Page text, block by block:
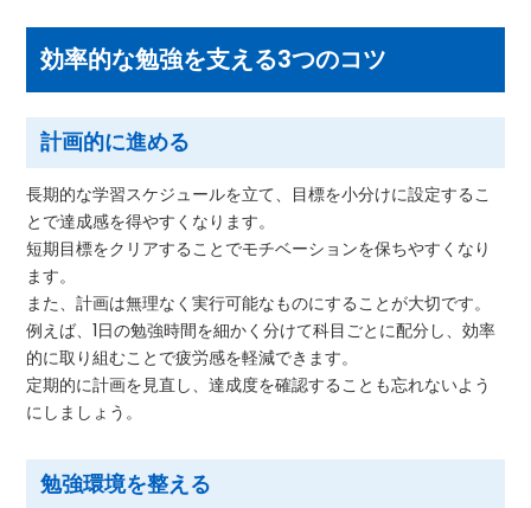
効率的な勉強を支える3つのコツ
計画的に進める
長期的な学習スケジュールを立て、目標を小分けに設定するこ
とで達成感を得やすくなります。
短期目標をクリアすることでモチベーションを保ちやすくなり
ます。
また、計画は無理なく実行可能なものにすることが大切です。
例えば、1日の勉強時間を細かく分けて科目ごとに配分し、効率
的に取り組むことで疲労感を軽減できます。
定期的に計画を見直し、達成度を確認することも忘れないよう
にしましょう。
勉強環境を整える